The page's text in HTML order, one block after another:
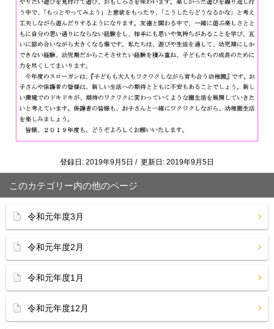
登録日: 2019年9月5日 / 更新日: 2019年9月5日
このカテゴリー内の他のページ
令和元年度3月
令和元年度2月
令和元年度1月
令和元年度12月